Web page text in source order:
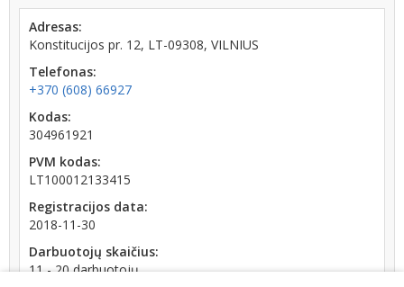
Adresas:
Konstitucijos pr. 12, LT-09308, VILNIUS
Telefonas:
+370 (608) 66927
Kodas:
304961921
PVM kodas:
LT100012133415
Registracijos data:
2018-11-30
Darbuotojų skaičius:
11 - 20 darbuotojų